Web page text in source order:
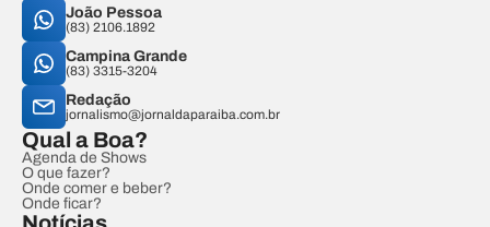
João Pessoa
(83) 2106.1892
Campina Grande
(83) 3315-3204
Redação
jornalismo@jornaldaparaiba.com.br
Qual a Boa?
Agenda de Shows
O que fazer?
Onde comer e beber?
Onde ficar?